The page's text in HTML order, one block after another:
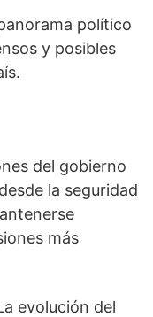
político
y posibles
del gobierno
la seguridad
más
evolución del